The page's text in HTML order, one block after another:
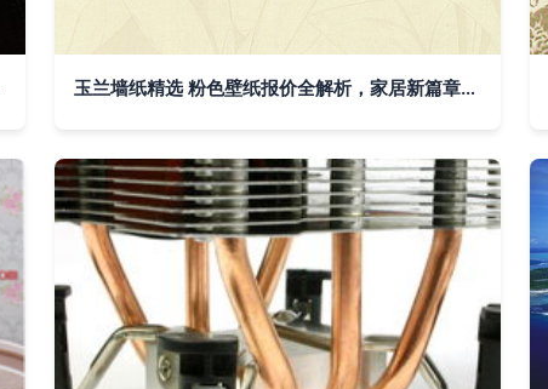
玉兰墙纸精选 粉色壁纸报价全解析，家居新篇章的美学起点